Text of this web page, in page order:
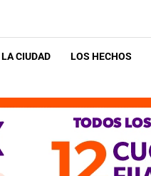
LA CIUDAD LOS HECHOS